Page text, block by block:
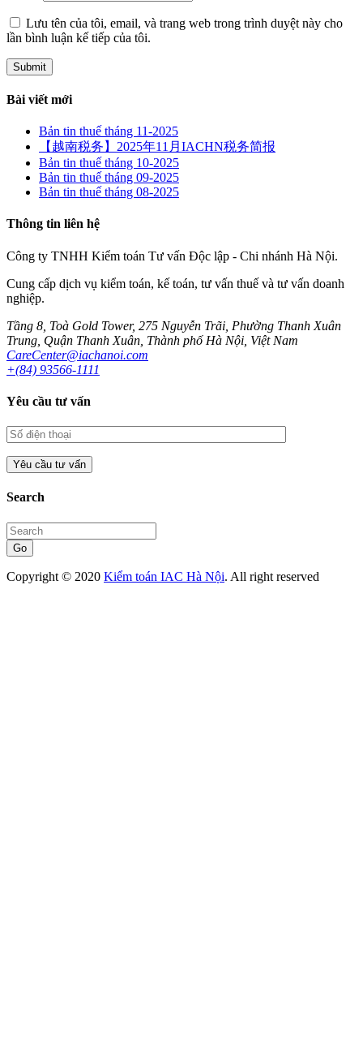
Lưu tên của tôi, email, và trang web trong trình duyệt này cho
lần bình luận kế tiếp của tôi.
Bài viết mới
Bản tin thuế tháng 11-2025
【越南税务】2025年11月IACHN税务简报
Bản tin thuế tháng 10-2025
Bản tin thuế tháng 09-2025
Bản tin thuế tháng 08-2025
Thông tin liên hệ
Công ty TNHH Kiểm toán Tư vấn Độc lập - Chi nhánh Hà Nội.
Cung cấp dịch vụ kiểm toán, kế toán, tư vấn thuế và tư vấn doanh
nghiệp.
Tầng 8, Toà Gold Tower, 275 Nguyễn Trãi, Phường Thanh Xuân
Trung, Quận Thanh Xuân, Thành phố Hà Nội, Việt Nam
CareCenter@iachanoi.com
+(84) 93566-1111
Yêu cầu tư vấn
Search
Go
Copyright © 2020 Kiểm toán IAC Hà Nội. All right reserved